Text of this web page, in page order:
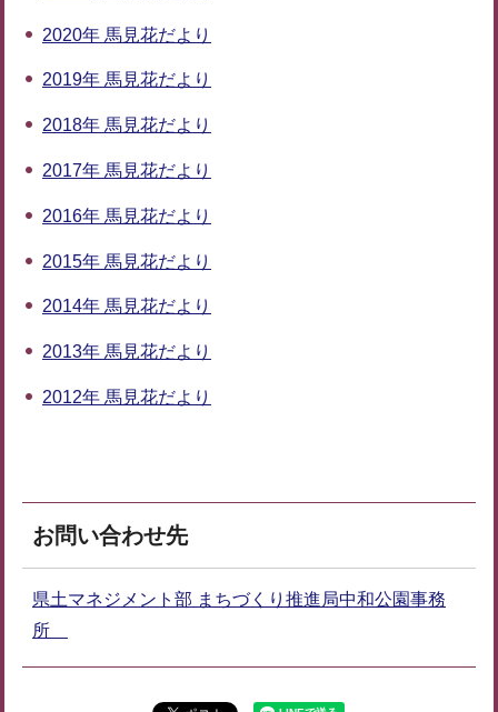
2020年 馬見花だより
2019年 馬見花だより
2018年 馬見花だより
2017年 馬見花だより
2016年 馬見花だより
2015年 馬見花だより
2014年 馬見花だより
2013年 馬見花だより
2012年 馬見花だより
お問い合わせ先
県土マネジメント部 まちづくり推進局中和公園事務
所